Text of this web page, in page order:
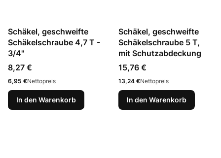
Schäkel, geschweifte
Schäkelschraube 4,7 T -
3/4"
Preis
8,27 €
Preis
6,95 €Nettopreis
In den Warenkorb
Schäkel, geschweifte
Schäkelschraube 5 T,
mit Schutzabdeckung
Preis
15,76 €
Preis
13,24 €Nettopreis
In den Warenkorb